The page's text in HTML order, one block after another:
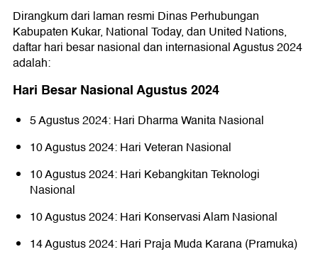
Dirangkum dari laman resmi Dinas Perhubungan
Kabupaten Kukar, National Today, dan United Nations,
daftar hari besar nasional dan internasional Agustus 2024
adalah:
Hari Besar Nasional Agustus 2024
5 Agustus 2024: Hari Dharma Wanita Nasional
10 Agustus 2024: Hari Veteran Nasional
10 Agustus 2024: Hari Kebangkitan Teknologi
Nasional
10 Agustus 2024: Hari Konservasi Alam Nasional
14 Agustus 2024: Hari Praja Muda Karana (Pramuka)